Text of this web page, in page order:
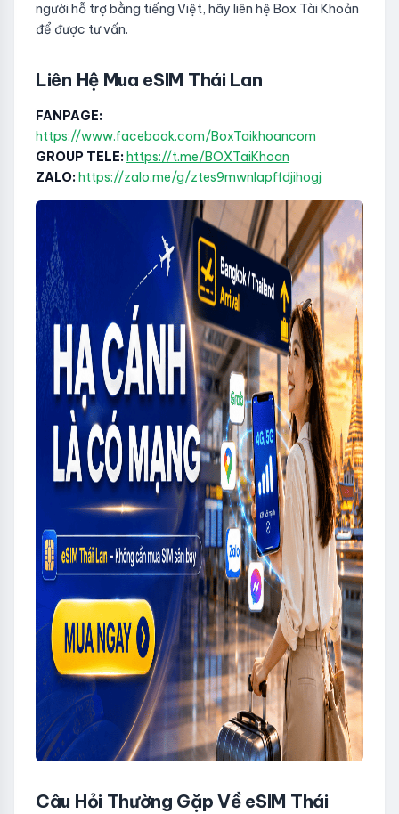
người hỗ trợ bằng tiếng Việt, hãy liên hệ Box Tài Khoản
để được tư vấn.
Liên Hệ Mua eSIM Thái Lan
FANPAGE:
https://www.facebook.com/BoxTaikhoancom
GROUP TELE:https://t.me/BOXTaiKhoan
ZALO:https://zalo.me/g/ztes9mwnlapffdjihogj
Câu Hỏi Thường Gặp Về eSIM Thái